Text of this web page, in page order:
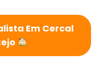
Em Cercal